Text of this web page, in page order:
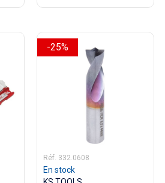
Réf. 332.0608
En stock
-25%